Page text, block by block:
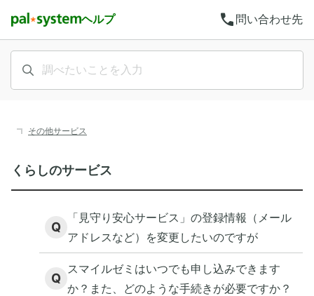
ヘルプ call 問い合わせ先
その他サービス
くらしのサービス
Q
「見守り安心サービス」の登録情報（メール
アドレスなど）を変更したいのですが
Q
スマイルゼミはいつでも申し込みできます
か？また、どのような手続きが必要ですか？